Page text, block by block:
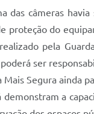
das câmeras
proteção do
pela
ser
Mais Segura ainda
a